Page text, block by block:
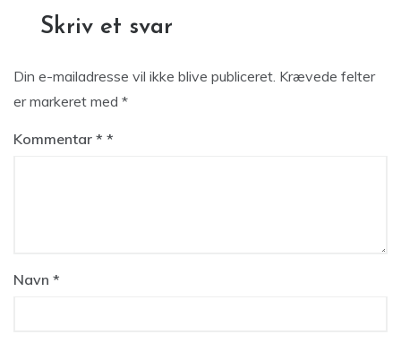
Skriv et svar
Din e-mailadresse vil ikke blive publiceret. Krævede felter
er markeret med *
Kommentar *
Navn *